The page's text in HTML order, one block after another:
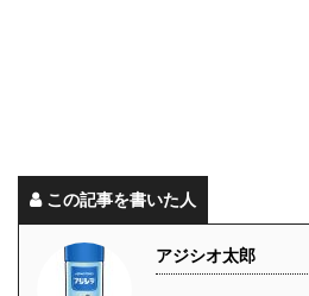
この記事を書いた人
アジシオ太郎